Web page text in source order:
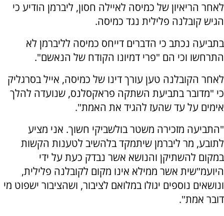
לאחר הריאיון של כמיסה לאיילה חסון, ליברמן הודיע כי
הגיש קובלנה פלילית נגד כמיסה.
בתביעה נכתב כי הדברים דייחס כמיסה לליברמן לא
התרחשו וכי הם "פרי דמיונו הקודח של הנאשם".
לאחר הקובלנה טען עורך דינו של כמיסה, אייל בסרגליק
כי "מדובר בתביעת השתקה פראקסלנס, שנועדה להלך
אימים על עד שהעז להגיד את האמת".
"התביעה מזכירה משטר בולשביקי חשוך. אני מציע
לתובע, מר ליברמן שיתמקד בלהשיב לטענות הקשות
במקום להשתיקן והנושא אשר נבדק כעת על ידי
היועמ"שית אשר ממילא אינו מקום לקובלנה פלילית,
ונושאים נוספים יגולו במלואם לציבור, ושהציבור ישפוט מי
דובר אמת".